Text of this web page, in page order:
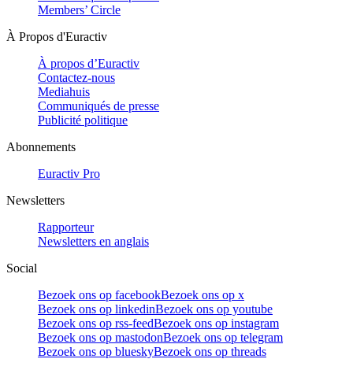
Members’ Circle
À Propos d'Euractiv
À propos d’Euractiv
Contactez-nous
Mediahuis
Communiqués de presse
Publicité politique
Abonnements
Euractiv Pro
Newsletters
Rapporteur
Newsletters en anglais
Social
Bezoek ons op facebookBezoek ons op x
Bezoek ons op linkedinBezoek ons op youtube
Bezoek ons op rss-feedBezoek ons op instagram
Bezoek ons op mastodonBezoek ons op telegram
Bezoek ons op blueskyBezoek ons op threads